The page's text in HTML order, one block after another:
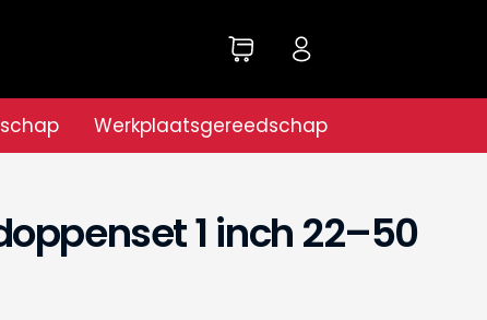
Werkplaatsgereedschap
1 inch 22–50